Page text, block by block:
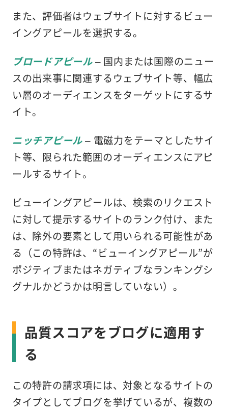
また、評価者はウェブサイトに対するビュー
イングアピールを選択する。
ブロードアピール– 国内または国際のニュー
スの出来事に関連するウェブサイト等、幅広
い層のオーディエンスをターゲットにするサ
イト。
ニッチアピール– 電磁力をテーマとしたサイ
ト等、限られた範囲のオーディエンスにアピ
ールするサイト。
ビューイングアピールは、検索のリクエスト
に対して提示するサイトのランク付け、また
は、除外の要素として用いられる可能性があ
る（この特許は、“ビューイングアピール”が
ポジティブまたはネガティブなランキングシ
グナルかどうかは明言していない）。
品質スコアをブログに適用す
る
この特許の請求項には、対象となるサイトの
タイプとしてブログを挙げているが、複数の